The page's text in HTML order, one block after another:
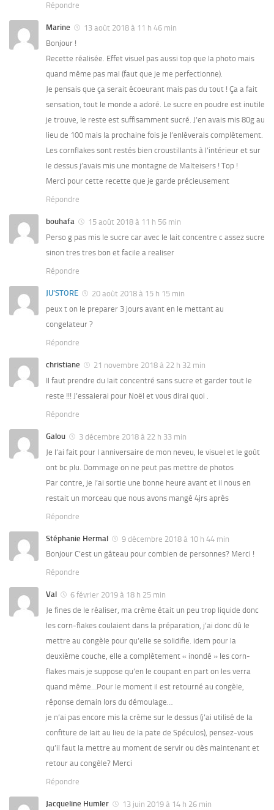
Répondre
Marine
13 août 2018 à 11 h 46 min
Bonjour !
Recette réalisée. Effet visuel pas aussi top que la photo mais
quand même pas mal (faut que je me perfectionne).
Je pensais que ça serait écoeurant mais pas du tout ! Ça a fait
sensation, tout le monde a adoré. Le sucre en poudre est inutile
je trouve, le reste est suffisamment sucré. J’en avais mis 80g au
lieu de 100 mais la prochaine fois je l’enlèverais complètement.
Les cornflakes sont restés bien croustillants à l’intérieur et sur
le dessus j’avais mis une montagne de Malteisers ! Top !
Merci pour cette recette que je garde précieusement
Répondre
bouhafa
15 août 2018 à 11 h 56 min
Perso g pas mis le sucre car avec le lait concentre c assez sucre
sinon tres tres bon et facile a realiser
Répondre
JU'STORE
20 août 2018 à 15 h 15 min
peux t on le preparer 3 jours avant en le mettant au
congelateur ?
Répondre
christiane
21 novembre 2018 à 22 h 32 min
Il faut prendre du lait concentré sans sucre et garder tout le
reste !!! J’essaierai pour Noël et vous dirai quoi .
Répondre
Galou
3 décembre 2018 à 22 h 33 min
Je l’ai fait pour l anniversaire de mon neveu, le visuel et le goût
ont bc plu. Dommage on ne peut pas mettre de photos
Par contre, je l’ai sortie une bonne heure avant et il nous en
restait un morceau que nous avons mangé 4jrs après
Répondre
Stéphanie Hermal
9 décembre 2018 à 10 h 44 min
Bonjour C’est un gâteau pour combien de personnes? Merci !
Répondre
Val
6 février 2019 à 18 h 25 min
Je fines de le réaliser, ma crème était un peu trop liquide donc
les corn-flakes coulaient dans la préparation, j’ai donc dû le
mettre au congèle pour qu’elle se solidifie. idem pour la
deuxième couche, elle a complètement « inondé » les corn-
flakes mais je suppose qu’en le coupant en part on les verra
quand même…Pour le moment il est retourné au congèle,
réponse demain lors du démoulage…
je n’ai pas encore mis la crème sur le dessus (j’ai utilisé de la
confiture de lait au lieu de la pate de Spéculos), pensez-vous
qu’il faut la mettre au moment de servir ou dès maintenant et
retour au congèle? Merci
Répondre
Jacqueline Humler
13 juin 2019 à 14 h 26 min